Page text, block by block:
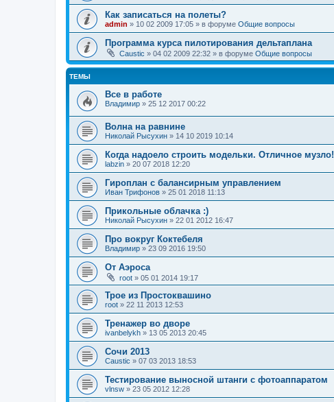
Как записаться на полеты?
admin » 10 02 2009 17:05 » в форуме Общие вопросы
Программа курса пилотирования дельтаплана
Caustic » 04 02 2009 22:32 » в форуме Общие вопросы
ТЕМЫ
Все в работе
Владимир » 25 12 2017 00:22
Волна на равнине
Николай Рысухин » 14 10 2019 10:14
Когда надоело строить модельки. Отличное музло!
labzin » 20 07 2018 12:20
Гироплан с балансирным управлением
Иван Трифонов » 25 01 2018 11:13
Прикольные облачка :)
Николай Рысухин » 22 01 2012 16:47
Про вокруг Коктебеля
Владимир » 23 09 2016 19:50
От Аэроса
root » 05 01 2014 19:17
Трое из Простоквашино
root » 22 11 2013 12:53
Тренажер во дворе
ivanbelykh » 13 05 2013 20:45
Сочи 2013
Caustic » 07 03 2013 18:53
Тестирование выносной штанги с фотоаппаратом
vlnsw » 23 05 2012 12:28